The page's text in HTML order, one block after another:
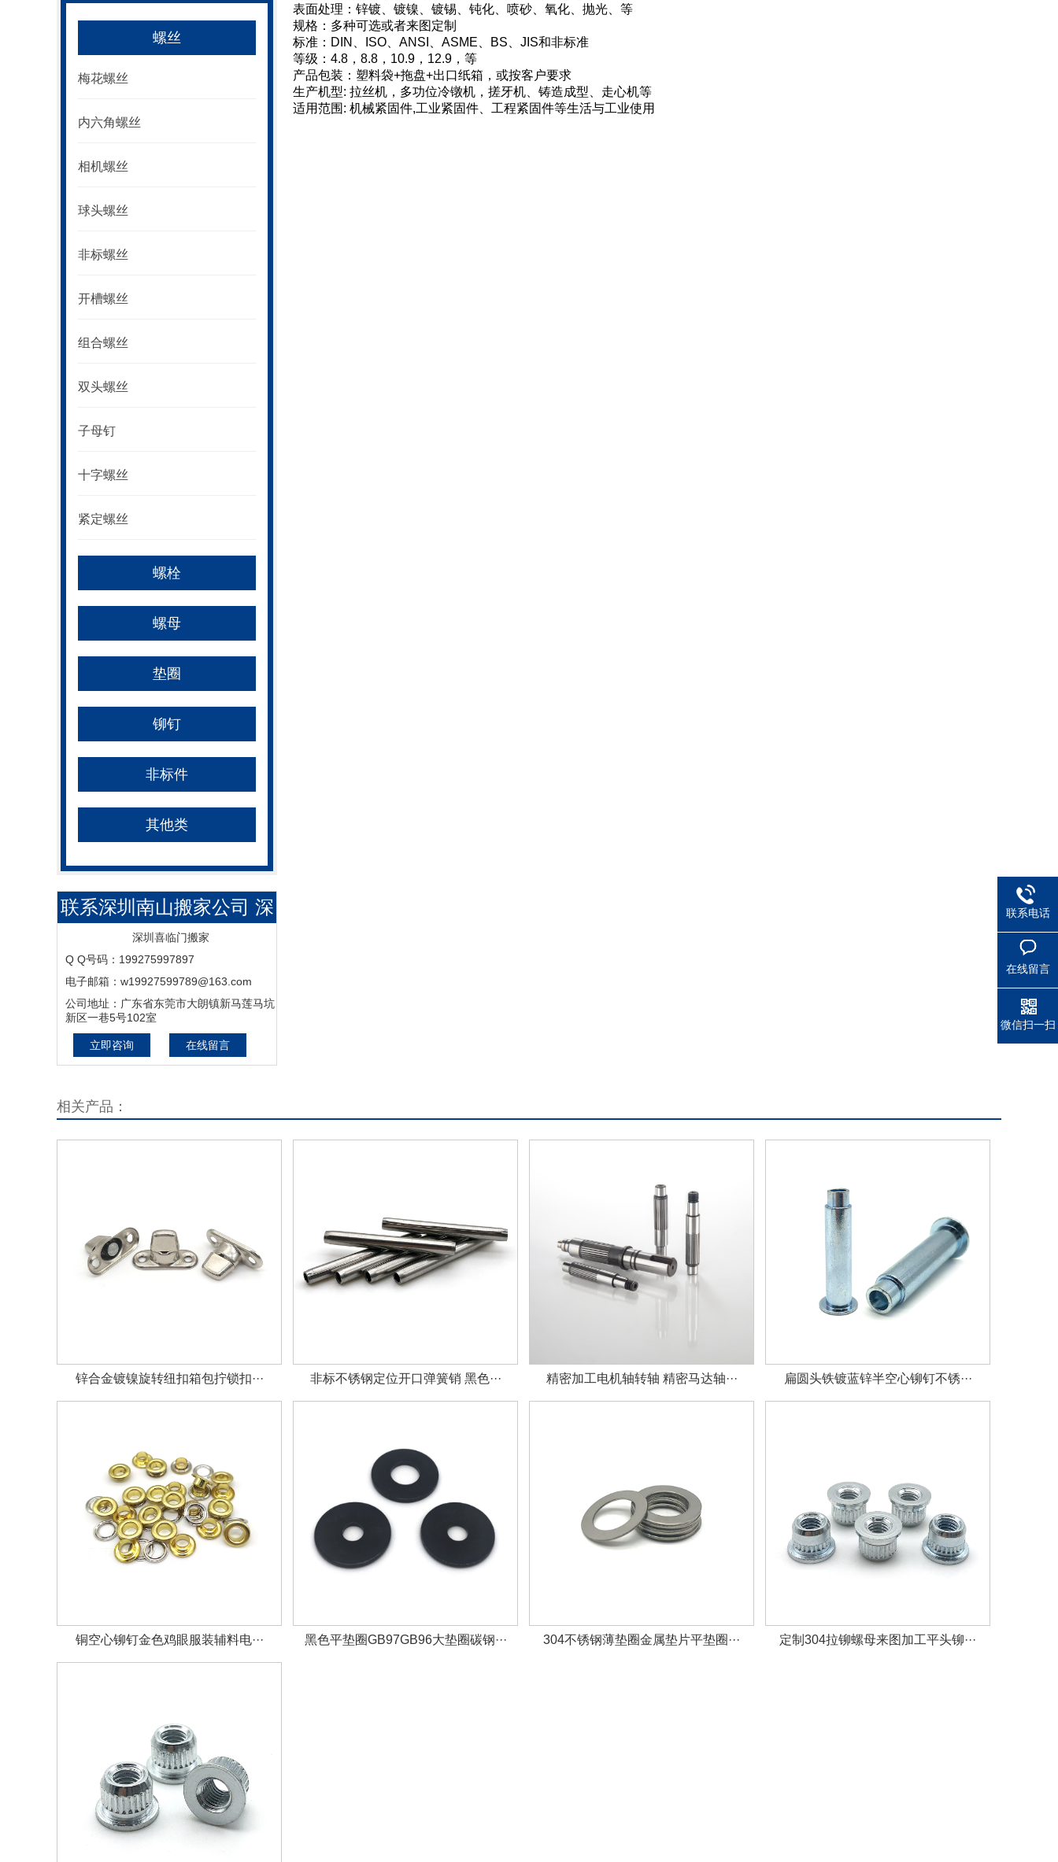
螺丝
梅花螺丝
内六角螺丝
相机螺丝
球头螺丝
非标螺丝
开槽螺丝
组合螺丝
双头螺丝
子母钉
十字螺丝
紧定螺丝
螺栓
螺母
垫圈
铆钉
非标件
其他类
联系深圳南山搬家公司 深
圳宝安搬家 深圳福田搬家
深圳罗湖搬家 深圳龙岗搬
家
深圳喜临门搬家
Q Q号码：199275997897
电子邮箱：w19927599789@163.com
公司地址：广东省东莞市大朗镇新马莲马坑
新区一巷5号102室
立即咨询 在线留言
表面处理：锌镀、镀镍、镀锡、钝化、喷砂、氧化、抛光、等
规格：多种可选或者来图定制
标准：DIN、ISO、ANSI、ASME、BS、JIS和非标准
等级：4.8，8.8，10.9，12.9，等
产品包装：塑料袋+拖盘+出口纸箱，或按客户要求
生产机型: 拉丝机，多功位冷镦机，搓牙机、铸造成型、走心机等
适用范围: 机械紧固件,工业紧固件、工程紧固件等生活与工业使用
相关产品：
锌合金镀镍旋转纽扣箱包拧锁扣··· 非标不锈钢定位开口弹簧销 黑色··· 精密加工电机轴转轴 精密马达轴··· 扁圆头铁镀蓝锌半空心铆钉不锈···
铜空心铆钉金色鸡眼服装辅料电··· 黑色平垫圈GB97GB96大垫圈碳钢··· 304不锈钢薄垫圈金属垫片平垫圈··· 定制304拉铆螺母来图加工平头铆···
联系电话
在线留言
微信扫一扫